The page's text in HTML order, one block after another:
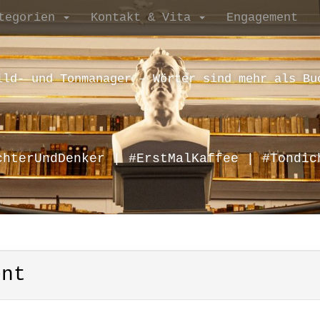
Kontakt & Vita Engagement
und Tonmanager – Wörter sind mehr als
| #ErstMalKaffee |